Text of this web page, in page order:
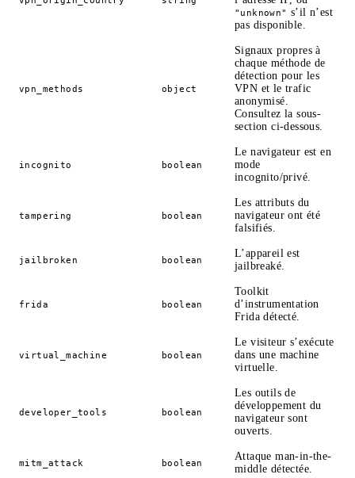
"unknown" s’il n’est
pas disponible.
vpn_methods object
Signaux propres à
chaque méthode de
détection pour les
VPN et le trafic
anonymisé.
Consultez la sous-
section ci-dessous.
incognito boolean
Le navigateur est en
mode
incognito/privé.
tampering boolean
Les attributs du
navigateur ont été
falsifiés.
jailbroken boolean
L’appareil est
jailbreaké.
frida boolean
Toolkit
d’instrumentation
Frida détecté.
virtual_machine boolean
Le visiteur s’exécute
dans une machine
virtuelle.
developer_tools boolean
Les outils de
développement du
navigateur sont
ouverts.
mitm_attack boolean
Attaque man-in-the-
middle détectée.